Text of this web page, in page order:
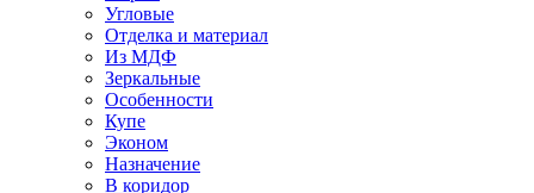
Угловые
Отделка и материал
Из МДФ
Зеркальные
Особенности
Купе
Эконом
Назначение
В коридор